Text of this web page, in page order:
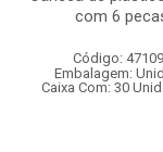
com 6
Código:
Embalagem:
Caixa Com: 30